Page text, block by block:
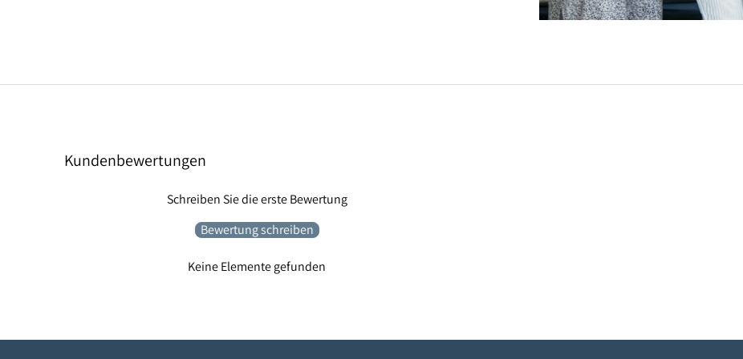
Kundenbewertungen
Schreiben Sie die erste Bewertung
Bewertung schreiben
Keine Elemente gefunden